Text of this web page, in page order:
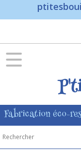
Fabrication éco-